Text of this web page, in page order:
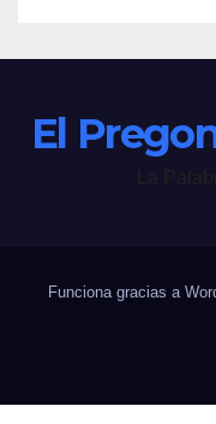
El
Funciona gracias a